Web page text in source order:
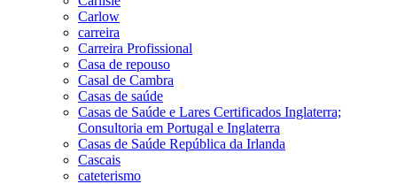
Carlow
carreira
Carreira Profissional
Casa de repouso
Casal de Cambra
Casas de saúde
Casas de Saúde e Lares Certificados Inglaterra;
Consultoria em Portugal e Inglaterra
Casas de Saúde República da Irlanda
Cascais
cateterismo